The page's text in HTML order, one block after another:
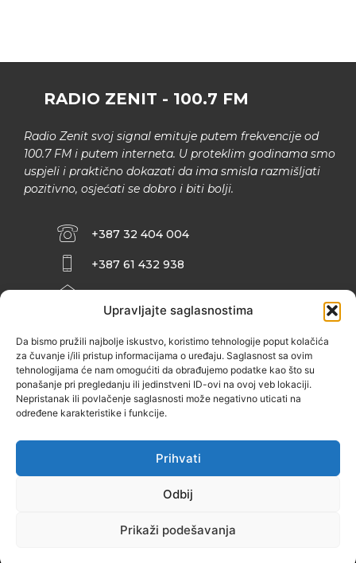
Upravljajte saglasnostima
Da bismo pružili najbolje iskustvo, koristimo tehnologije poput kolačića
za čuvanje i/ili pristup informacijama o uređaju. Saglasnost sa ovim
tehnologijama će nam omogućiti da obrađujemo podatke kao što su
ponašanje pri pregledanju ili jedinstveni ID-ovi na ovoj veb lokaciji.
Nepristanak ili povlačenje saglasnosti može negativno uticati na
određene karakteristike i funkcije.
Prihvati
Odbij
Prikaži podešavanja
RADIO ZENIT - 100.7 FM
Radio Zenit svoj signal emituje putem frekvencije od
100.7 FM i putem interneta. U proteklim godinama smo
uspjeli i praktično dokazati da ima smisla razmišljati
pozitivno, osjećati se dobro i biti bolji.
+387 32 404 004
+387 61 432 938
INFO@ZENIT.BA
ZENIČANKA, 3. SPRAT), 72000 ZENICA